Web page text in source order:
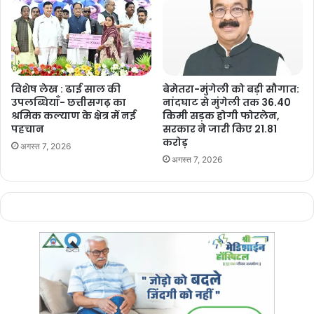
सोनादेवी देशलहरा, पूर्व विधायक बीरेंद्र साहू एवं राजेंद्र राय, कंवर समाज के
प्रदेश अध्यक्ष हरबंश मिरी, वरिष्ठ जनप्रतिनिधि पवन साहू, पूर्व जिला पंचायत
अध्यक्ष देवलाल ठाकुर, कंवर समाज के जिला अध्यक्ष केश कुमार ठाकुर सहित अन्य
जनप्रतिनिधियो एवं विभिन्न समाज के पदाधिकारी, किसान एवं ग्रामीणजन
उपस्थित थे।
Manish Tiwari
विशेष लेख : ढाई साल की
उपलब्धियाँ- छत्तीसगढ़ का
श्रमिक कल्याण के क्षेत्र में नई
पहचान
अगस्त 7, 2026
बेमेतरा-मुंगेली को बड़ी सौगात:
नांदघाट से मुंगेली तक 36.40
किमी सड़क होगी फोरलेन,
सरकार ने जारी किए 21.81
करोड़
अगस्त 7, 2026